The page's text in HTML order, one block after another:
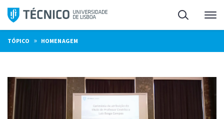
Saltar
para
o
conteúdo
Pesquisa
TÓPICO » HOMENAGEM